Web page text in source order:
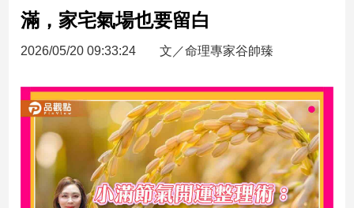
財
新
產
經/
市
地
滿，家宅氣場也要留白
2026/05/20 09:33:24 文／命理專家谷帥臻